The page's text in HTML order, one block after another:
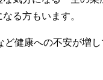
る方もいます。
健康への不安が増